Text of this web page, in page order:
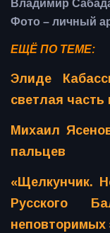
Владимир
Фото – личный
ЕЩЁ ПО ТЕМЕ:
Элиде
светлая
Михаил
пальцев
«Щелкунчик.
Русского
неповторимых